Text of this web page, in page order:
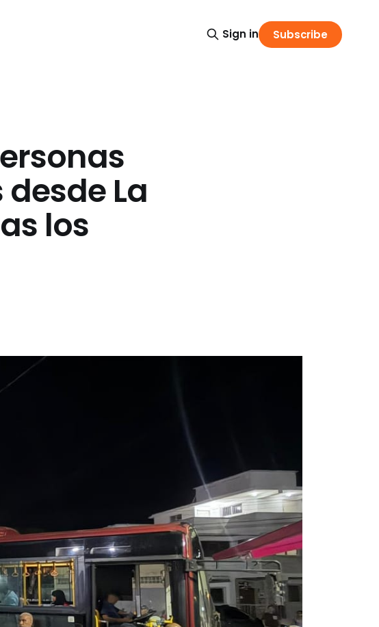
Sign in Subscribe
La
los